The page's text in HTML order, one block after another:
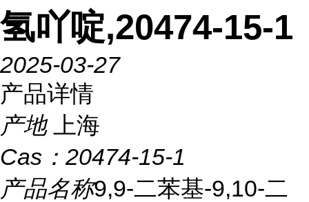
氢吖啶,20474-15-1
2025-03-27
产品详情
产地
上海
Cas： 20474-15-1
产品名称9,9-二苯基-9,10-二